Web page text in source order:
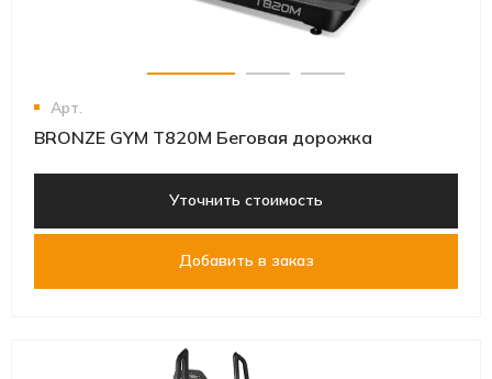
Арт.
BRONZE GYM T820M Беговая дорожка
Уточнить стоимость
Добавить в заказ